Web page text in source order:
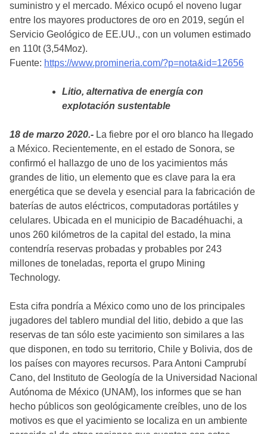
suministro y el mercado. México ocupó el noveno lugar
entre los mayores productores de oro en 2019, según el
Servicio Geológico de EE.UU., con un volumen estimado
en 110t (3,54Moz).
Fuente: https://www.promineria.com/?p=nota&id=12656
Litio, alternativa de energía con
explotación sustentable
18 de marzo 2020.- La fiebre por el oro blanco ha llegado
a México. Recientemente, en el estado de Sonora, se
confirmó el hallazgo de uno de los yacimientos más
grandes de litio, un elemento que es clave para la era
energética que se devela y esencial para la fabricación de
baterías de autos eléctricos, computadoras portátiles y
celulares. Ubicada en el municipio de Bacadéhuachi, a
unos 260 kilómetros de la capital del estado, la mina
contendría reservas probadas y probables por 243
millones de toneladas, reporta el grupo Mining
Technology.
Esta cifra pondría a México como uno de los principales
jugadores del tablero mundial del litio, debido a que las
reservas de tan sólo este yacimiento son similares a las
que disponen, en todo su territorio, Chile y Bolivia, dos de
los países con mayores recursos. Para Antoni Camprubí
Cano, del Instituto de Geología de la Universidad Nacional
Autónoma de México (UNAM), los informes que se han
hecho públicos son geológicamente creíbles, uno de los
motivos es que el yacimiento se localiza en un ambiente